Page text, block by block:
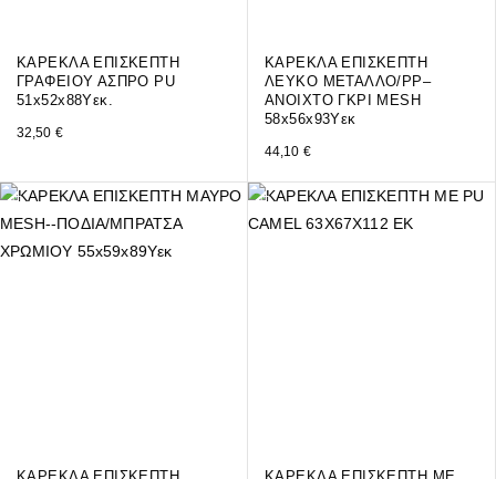
ΚΑΡΕΚΛΑ ΕΠΙΣΚΕΠΤΗ
ΓΡΑΦΕΙΟΥ ΑΣΠΡΟ PU
51x52x88Yεκ.
32,50 €
ΚΑΡΕΚΛΑ ΕΠΙΣΚΕΠΤΗ
ΛΕΥΚΟ ΜΕΤΑΛΛΟ/PP–
ΑΝΟΙΧΤΟ ΓΚΡΙ MESH
58x56x93Υεκ
44,10 €